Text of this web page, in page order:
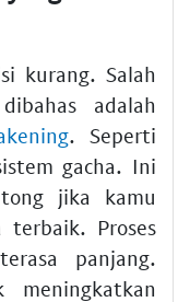
kurang. Salah
adalah
. Seperti
gacha. Ini
jika kamu
Proses
panjang.